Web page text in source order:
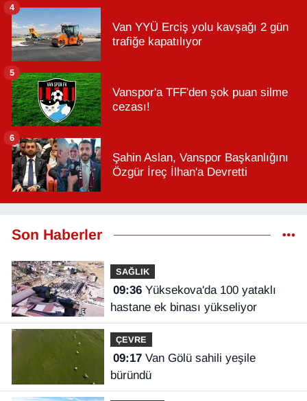
Van YYÜ Erciş yolu kavşağı 2 gün
trafiğe kapatılıyor
4
Vanspor'a TFF'den şok puan silme
cezası!
5
Şahin Aslan, Vanspor Başkanlığını
Özgür İreç İlhan'a Devretti
6
Son Haberler
SAĞLIK
09:36Yüksekova'da 100 yataklı
hastane ek binası yükseliyor
ÇEVRE
09:17Van Gölü sahili yeşile
büründü